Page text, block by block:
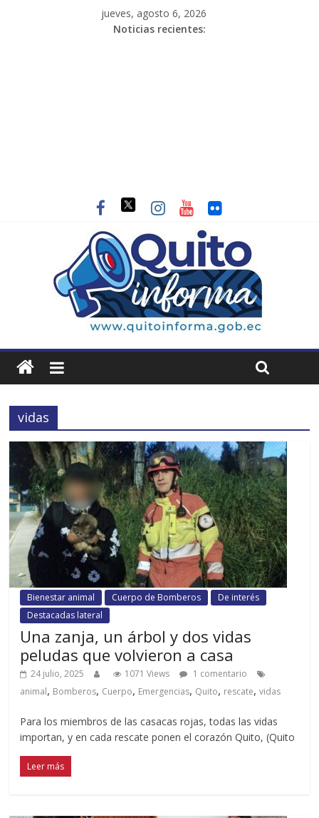
jueves, agosto 6, 2026
Noticias recientes:
vidas
Bienestar animal Cuerpo de Bomberos
De interés
Destacadas lateral
Una zanja, un árbol y dos vidas
peludas que volvieron a casa
24 julio, 2025 1071 Views
1 comentario
animal, Bomberos, Cuerpo, Emergencias, Quito, rescate,vidas
Para los miembros de las casacas rojas, todas las vidas
importan, y en cada rescate ponen el corazón Quito, (Quito
Leer más